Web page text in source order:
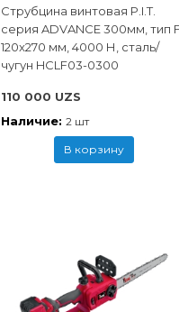
Струбцина винтовая P.I.T.
cерия ADVANCE 300мм, тип
120x270 мм, 4000 Н, сталь/
чугун HCLF03-0300
110 000 UZS
Наличие: 2 шт
В корзину